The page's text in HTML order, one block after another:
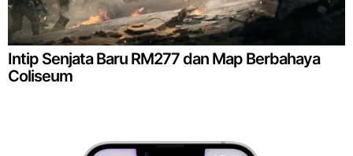
Intip Senjata Baru RM277 dan Map Berbahaya
Coliseum